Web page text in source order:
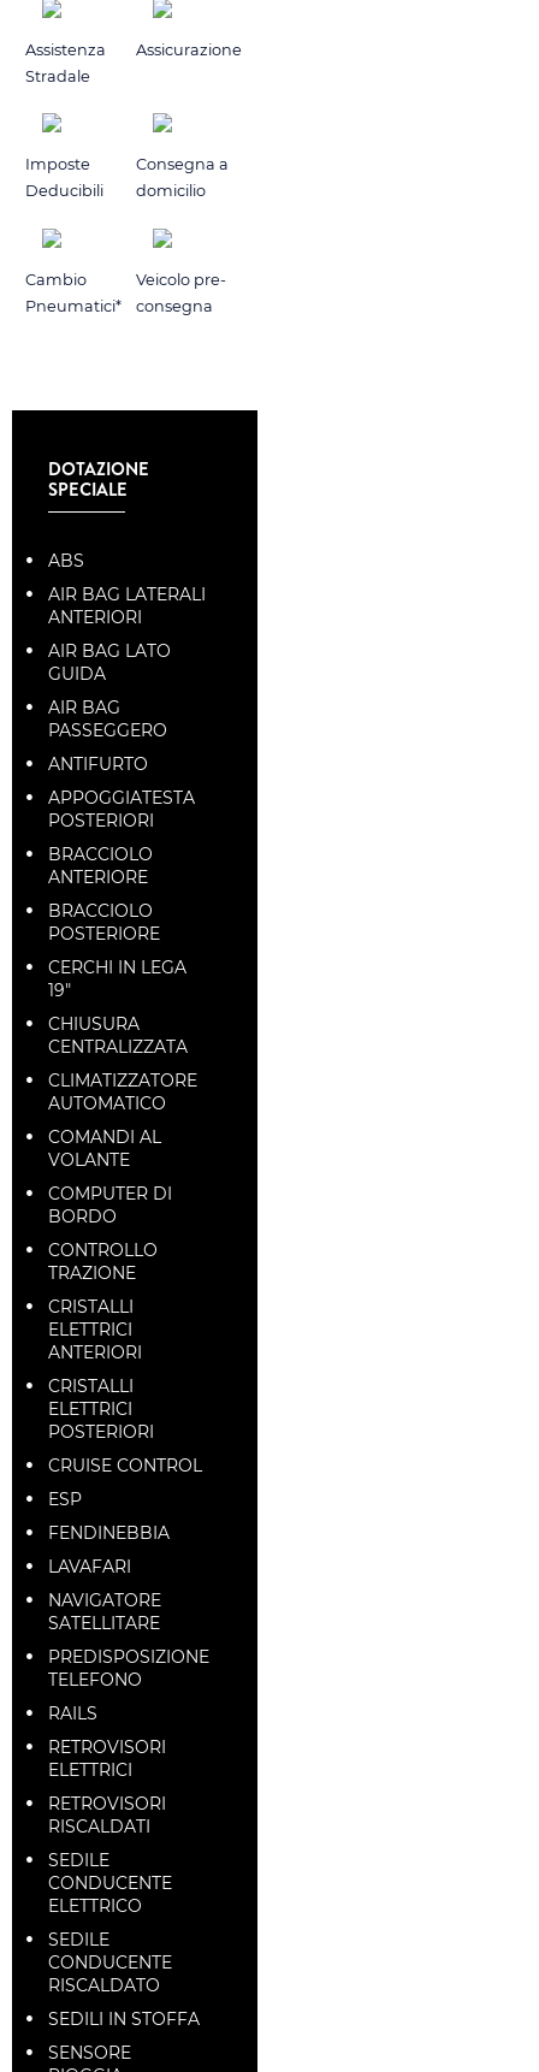
Assistenza
Stradale
Assicurazione
Imposte
Deducibili
Consegna a
domicilio
Cambio
Pneumatici*
Veicolo pre-
consegna
DOTAZIONE
SPECIALE
ABS
AIR BAG LATERALI
ANTERIORI
AIR BAG LATO
GUIDA
AIR BAG
PASSEGGERO
ANTIFURTO
APPOGGIATESTA
POSTERIORI
BRACCIOLO
ANTERIORE
BRACCIOLO
POSTERIORE
CERCHI IN LEGA
19"
CHIUSURA
CENTRALIZZATA
CLIMATIZZATORE
AUTOMATICO
COMANDI AL
VOLANTE
COMPUTER DI
BORDO
CONTROLLO
TRAZIONE
CRISTALLI
ELETTRICI
ANTERIORI
CRISTALLI
ELETTRICI
POSTERIORI
CRUISE CONTROL
ESP
FENDINEBBIA
LAVAFARI
NAVIGATORE
SATELLITARE
PREDISPOSIZIONE
TELEFONO
RAILS
RETROVISORI
ELETTRICI
RETROVISORI
RISCALDATI
SEDILE
CONDUCENTE
ELETTRICO
SEDILE
CONDUCENTE
RISCALDATO
SEDILI IN STOFFA
SENSORE